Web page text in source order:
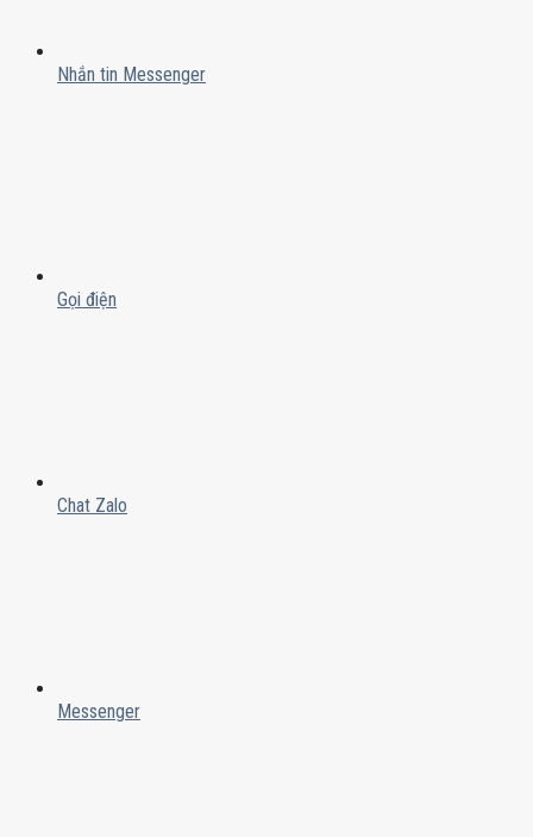
Nhắn tin Messenger
Gọi điện
Chat Zalo
Messenger